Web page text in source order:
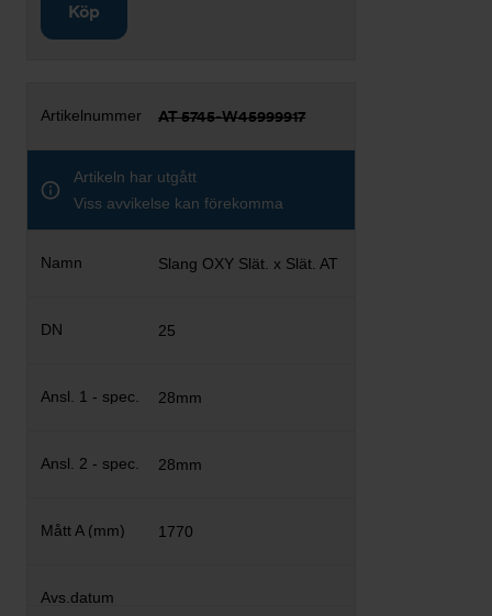
Köp
AT 5745-W45999917
Artikeln har utgått
Viss avvikelse kan förekomma
Slang OXY Slät. x Slät. AT
25
28mm
28mm
1770